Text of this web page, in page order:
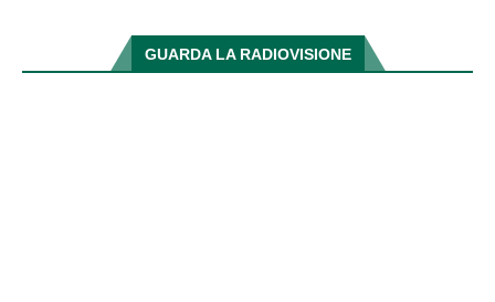
GUARDA LA RADIOVISIONE